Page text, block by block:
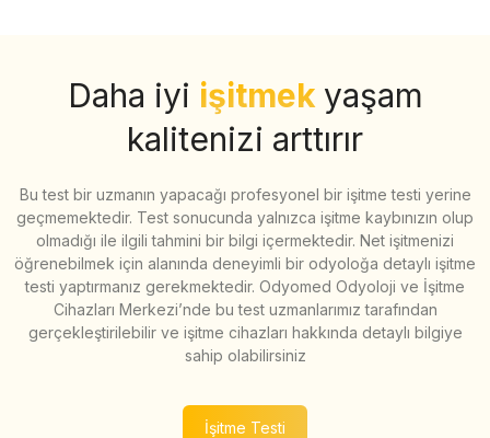
Daha iyi işitmek yaşam
kalitenizi arttırır
Bu test bir uzmanın yapacağı profesyonel bir işitme testi yerine
geçmemektedir. Test sonucunda yalnızca işitme kaybınızın olup
olmadığı ile ilgili tahmini bir bilgi içermektedir. Net işitmenizi
öğrenebilmek için alanında deneyimli bir odyoloğa detaylı işitme
testi yaptırmanız gerekmektedir. Odyomed Odyoloji ve İşitme
Cihazları Merkezi’nde bu test uzmanlarımız tarafından
gerçekleştirilebilir ve işitme cihazları hakkında detaylı bilgiye
sahip olabilirsiniz
İşitme Testi